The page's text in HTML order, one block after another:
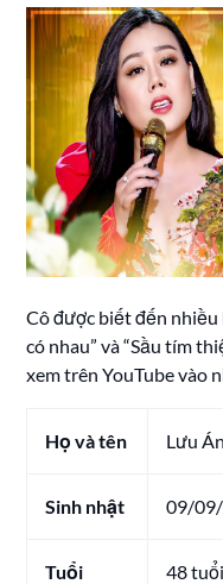
Cô được biết đến nhiều
có nhau” và “Sầu tím
xem trên YouTube vào
Họ và tên Lưu
Sinh nhật 09/
Tuổi 48